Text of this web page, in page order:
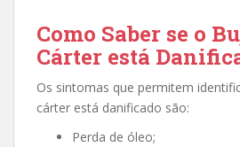
Como Saber se o
Cárter está
Os sintomas que permitem
cárter está danificado são:
Perda de óleo;